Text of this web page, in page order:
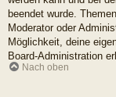
beendet wurde.
Moderator oder
Möglichkeit, deine
Board-Administration
Nach oben